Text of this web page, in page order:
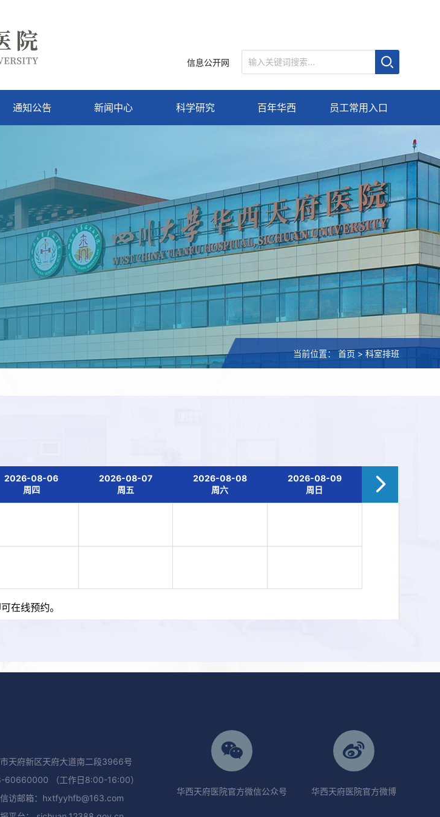
信息公开网
通知公告 新闻中心 科学研究 百年华西 员工常用入口
当前位置：首页> 科室排班
2026-08-06
周四
2026-08-07
周五
2026-08-08
周六
2026-08-09
周日
在线预约。
天府新区天府大道南二段3966号
60660000 （工作日8:00-16:00）
访邮箱：hxtfyyhfb@163.com
华西天府医院官方微信公众号 华西天府医院官方微博